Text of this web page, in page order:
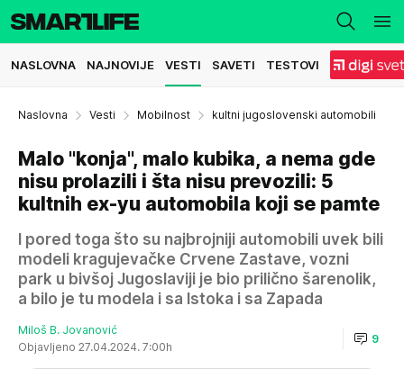
NASLOVNA NAJNOVIJE VESTI SAVETI TESTOVI
Naslovna Vesti Mobilnost kultni jugoslovenski automobili
Malo "konja", malo kubika, a nema gde
nisu prolazili i šta nisu prevozili: 5
kultnih ex-yu automobila koji se pamte
I pored toga što su najbrojniji automobili uvek bili
modeli kragujevačke Crvene Zastave, vozni
park u bivšoj Jugoslaviji je bio prilično šarenolik,
a bilo je tu modela i sa Istoka i sa Zapada
Miloš B. Jovanović
Objavljeno 27.04.2024. 7:00h
9